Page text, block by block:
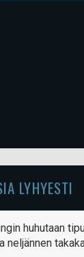
LYHYESTI
huhutaan
neljännen